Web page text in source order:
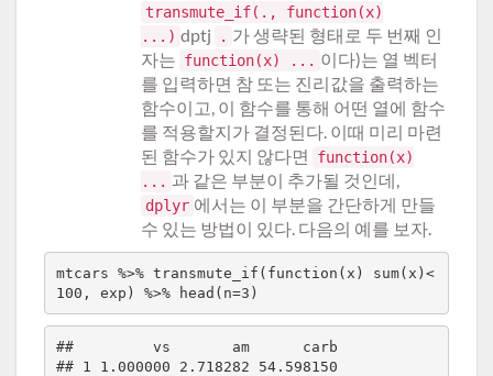
transmute_if(., function(x)
...) dptj . 가 생략된 형태로 두 번째 인
자는 function(x) ... 이다)는 열 벡터
를 입력하면 참 또는 진리값을 출력하는
함수이고, 이 함수를 통해 어떤 열에 함수
를 적용할지가 결정된다. 이때 미리 마련
된 함수가 있지 않다면
function(x)
... 과 같은 부분이 추가될 것인데,
dplyr 에서는 이 부분을 간단하게 만들
수 있는 방법이 있다. 다음의 예를 보자.
mtcars %>% transmute_if(function(x) sum(x)<
##         vs       am      carb
## 1 1.000000 2.718282 54.598150